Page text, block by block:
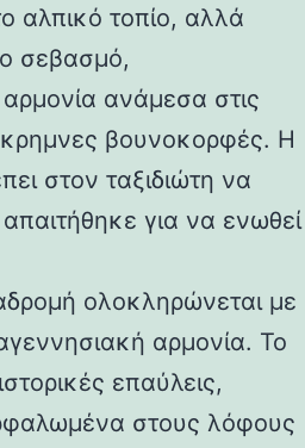
αλπικό τοπίο, αλλά
σεβασμό,
ανάμεσα στις
βουνοκορφές. Η
στον ταξιδιώτη να
για να ενωθεί
ολοκληρώνεται με
αρμονία. Το
επαύλεις,
στους λόφους